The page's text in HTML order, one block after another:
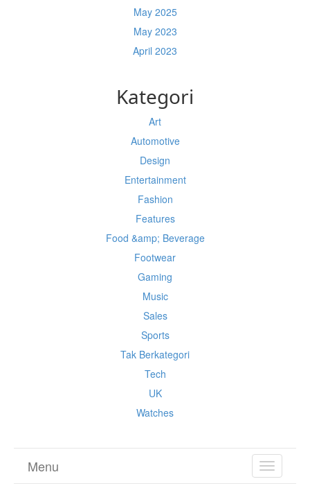
May 2025
May 2023
April 2023
Kategori
Art
Automotive
Design
Entertainment
Fashion
Features
Food &amp; Beverage
Footwear
Gaming
Music
Sales
Sports
Tak Berkategori
Tech
UK
Watches
TOGGLE
Menu